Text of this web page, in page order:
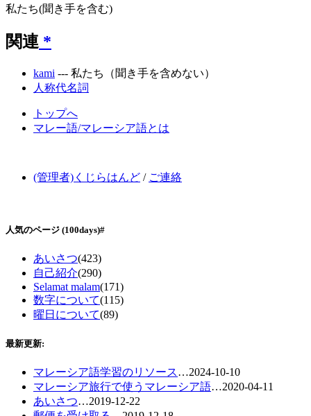
私たち(聞き手を含む)
関連 *
kami --- 私たち（聞き手を含めない）
人称代名詞
トップへ
マレー語/マレーシア語とは
(管理者)くじらはんど / ご連絡
人気のページ (100days)#
あいさつ(423)
自己紹介(290)
Selamat malam(171)
数字について(115)
曜日について(89)
最新更新:
マレーシア語学習のリソース…2024-10-10
マレーシア旅行で使うマレーシア語…2020-04-11
あいさつ…2019-12-22